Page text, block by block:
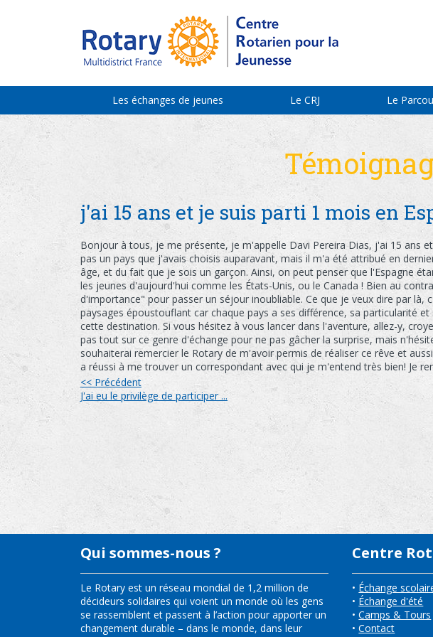
Les échanges de jeunes Le CRJ Le
j'ai 15 ans et je suis parti 1 mois en
Bonjour à tous, je me présente, je m'appelle Davi Pereira Dias, j'ai 15 ans
pas un pays que j'avais choisis auparavant, mais il m'a été attribué en
âge, et du fait que je sois un garçon. Ainsi, on peut penser que l'Espagne
les jeunes d'aujourd'hui comme les États-Unis, ou le Canada ! Bien au
d'importance" pour passer un séjour inoubliable. Ce que je veux dire par
paysages époustouflant car chaque pays a ses différence, sa particularité
cette destination. Si vous hésitez à vous lancer dans l'aventure, allez-y,
pas tout sur ce genre d'échange pour ne pas gâcher la surprise, mais
souhaiterai remercier le Rotary de m'avoir permis de réaliser ce rêve et
a réussi à me trouver un correspondant avec qui je m'entend très bien! Je
<< Précédent
J'ai eu le privilège de participer ...
Qui sommes-nous ?
Le Rotary est un réseau mondial de 1,2 million de
décideurs solidaires qui voient un monde où les gens
se rassemblent et passent à l’action pour apporter un
changement durable – dans le monde, dans leur
Centre
• Échange
• Échange d'été
•Camps & Tours
•Contact